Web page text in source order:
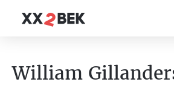
William